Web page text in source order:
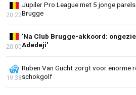
Jupiler Pro League met 5 jonge
Brugge
20:22
'Na Club Brugge-akkoord:
Adedeji'
20:00
Ruben Van Gucht zorgt voor enorme
schokgolf
19:38